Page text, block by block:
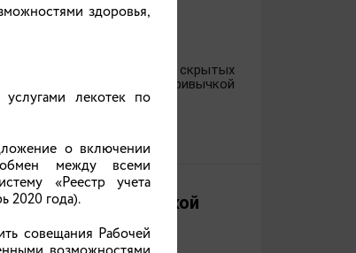
для игр, но и скрытых
для ребенка полезной привычкой
по Ивановской
здоровья,
лекотек по
о включении
между всеми
«Реестр учета
2020 года).
совещания Рабочей